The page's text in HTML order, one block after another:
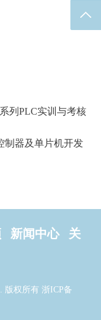
列PLC实训与考核
制器及单片机开发
新闻中心
关
版权所有 浙ICP备
返回